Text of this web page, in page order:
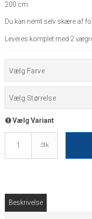
200 cm
Du kan nemt selv skære af
Leveres komplet med 2
Vælg Farve
Vælg Størrelse
Vælg Variant
Stk
Beskrivelse